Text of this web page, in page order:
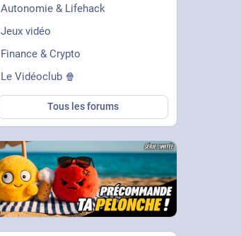
Autonomie & Lifehack
Jeux vidéo
Finance & Crypto
Le Vidéoclub 🍿
Tous les forums